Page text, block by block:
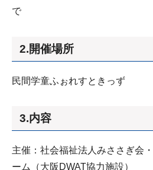
で
2.開催場所
民間学童ふぉれすときっず
3.内容
主催：社会福祉法人みささぎ会
ーム（大阪DWAT協力施設）